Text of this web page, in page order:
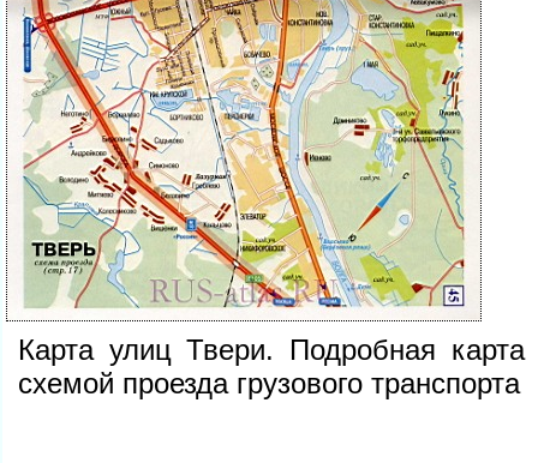
Карта улиц Твери. Подробная
схемой проезда грузового транспорта